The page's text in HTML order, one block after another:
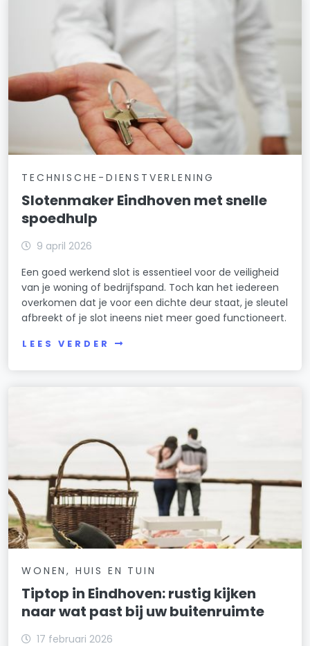
TECHNISCHE-DIENSTVERLENING
Slotenmaker Eindhoven met snelle
spoedhulp
9 april 2026
Een goed werkend slot is essentieel voor de veiligheid
van je woning of bedrijfspand. Toch kan het iedereen
overkomen dat je voor een dichte deur staat, je sleutel
afbreekt of je slot ineens niet meer goed functioneert.
LEES VERDER
WONEN, HUIS EN TUIN
Tiptop in Eindhoven: rustig kijken
naar wat past bij uw buitenruimte
17 februari 2026